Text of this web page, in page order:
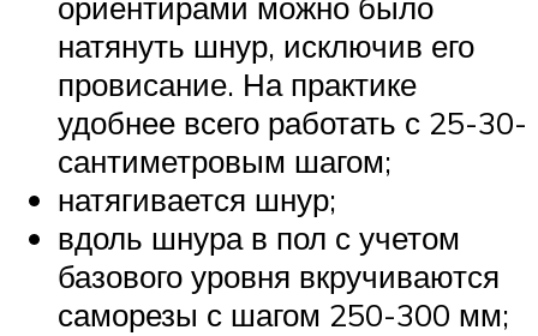
натянуть шнур, исключив его
провисание. На практике
удобнее всего работать с 25-30-
сантиметровым шагом;
натягивается шнур;
вдоль шнура в пол с учетом
базового уровня вкручиваются
саморезы с шагом 250-300 мм;